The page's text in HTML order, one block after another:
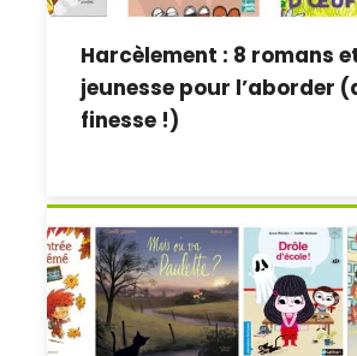
Harcèlement : 8 romans
jeunesse pour l’aborder
finesse !)